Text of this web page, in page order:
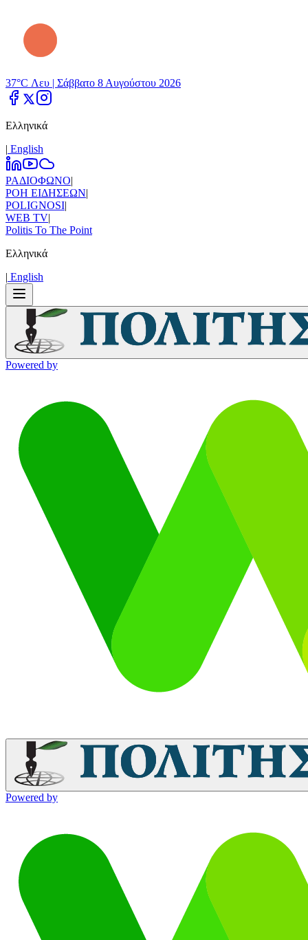
37°C Λευ | Σάββατο 8 Αυγούστου 2026
Ελληνικά
| Εnglish
ΡΑΔΙΟΦΩΝΟ|
ΡΟΗ ΕΙΔΗΣΕΩΝ|
POLIGNOSI|
WEB TV|
Politis To The Point
Ελληνικά
| Εnglish
Powered by
Powered by